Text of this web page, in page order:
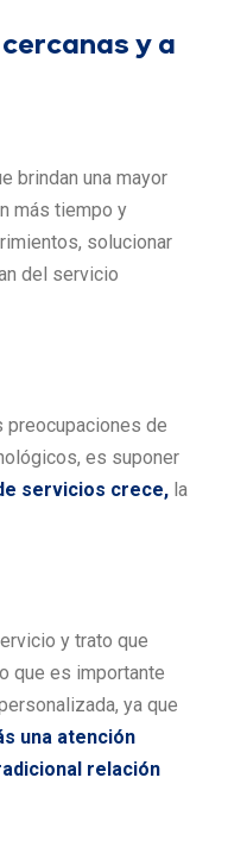
y a
brindan una mayor
más tiempo y
solucionar
del servicio
preocupaciones de
es suponer
servicios crece, la
y trato que
que es importante
ya que
una atención
relación